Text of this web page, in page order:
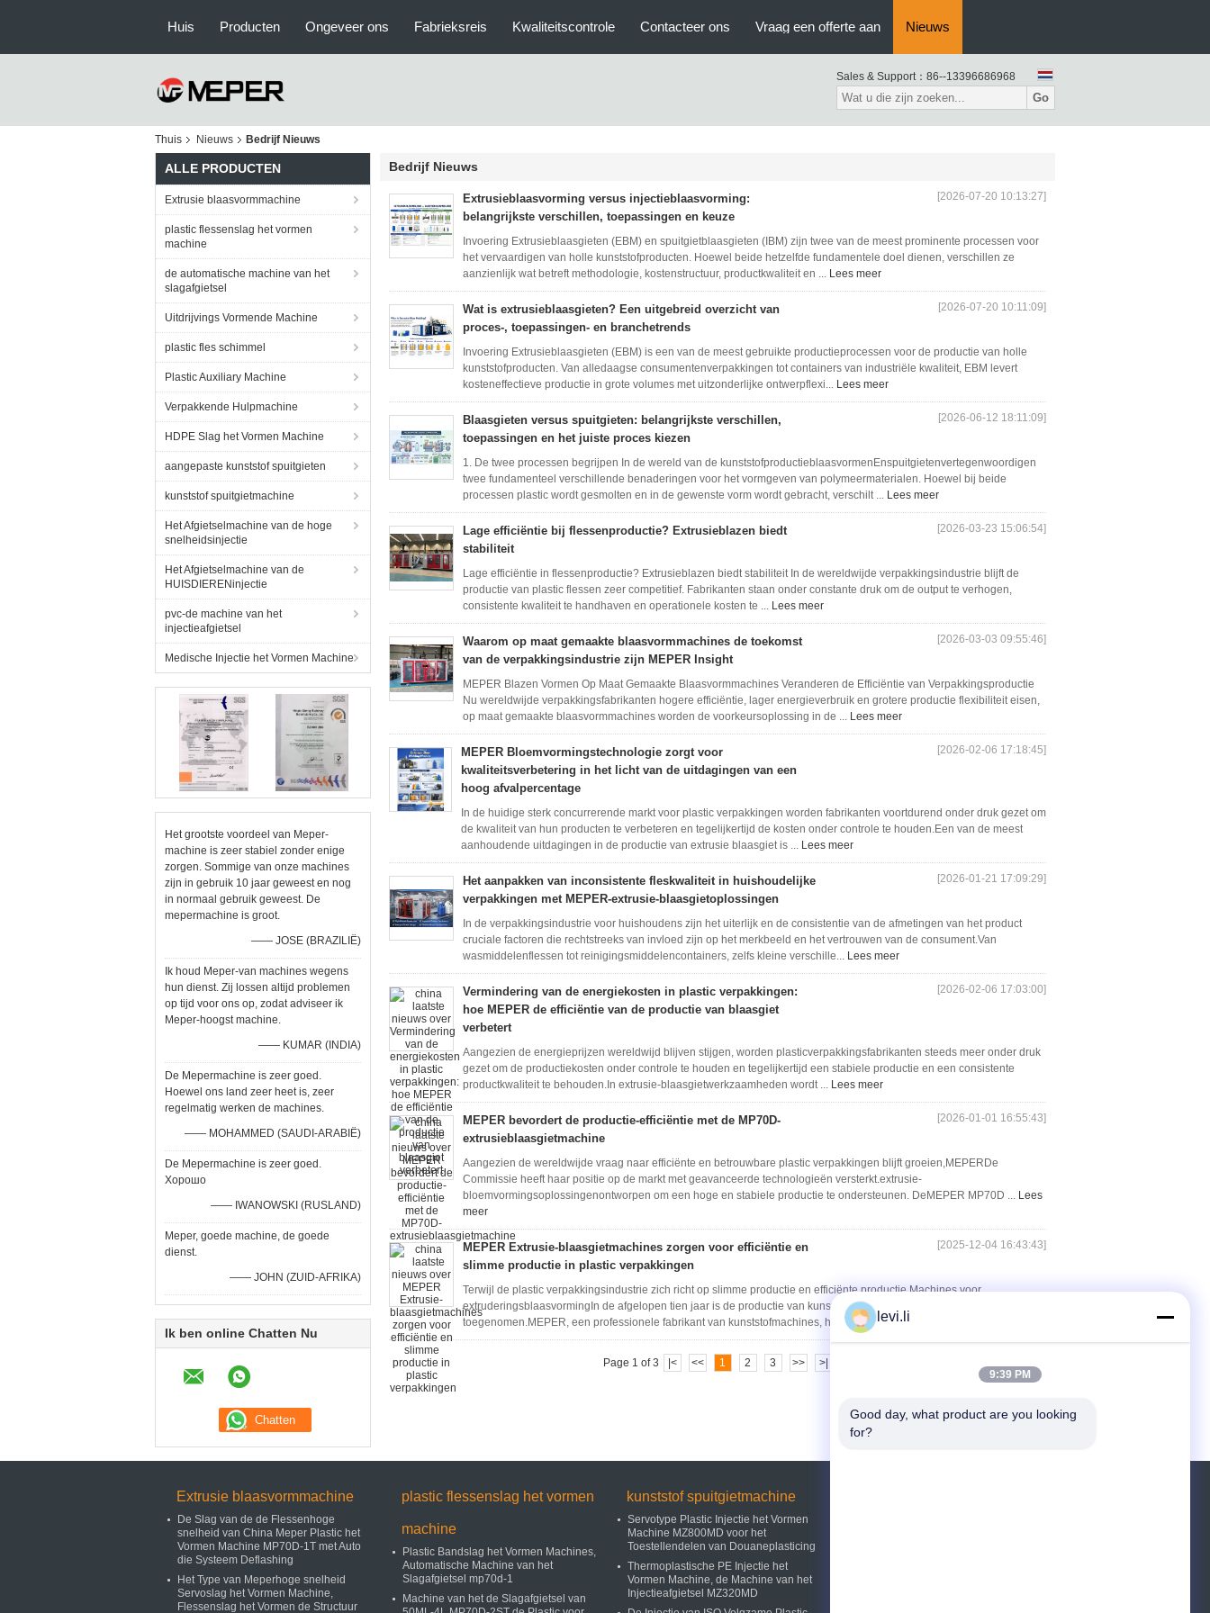
Huis Producten Ongeveer ons Fabrieksreis Kwaliteitscontrole Contacteer ons Vraag een offerte aan Nieuws
Sales & Support： 86--13396686968
Go
Thuis Nieuws Bedrijf Nieuws
ALLE PRODUCTEN
Extrusie blaasvormmachine
plastic flessenslag het vormen
machine
de automatische machine van het
slagafgietsel
Uitdrijvings Vormende Machine
plastic fles schimmel
Plastic Auxiliary Machine
Verpakkende Hulpmachine
HDPE Slag het Vormen Machine
aangepaste kunststof spuitgieten
kunststof spuitgietmachine
Het Afgietselmachine van de hoge
snelheidsinjectie
Het Afgietselmachine van de
HUISDIERENinjectie
pvc-de machine van het
injectieafgietsel
Medische Injectie het Vormen Machine
Het grootste voordeel van Meper-
machine is zeer stabiel zonder enige
zorgen. Sommige van onze machines
zijn in gebruik 10 jaar geweest en nog
in normaal gebruik geweest. De
mepermachine is groot.
—— JOSE (BRAZILIË)
Ik houd Meper-van machines wegens
hun dienst. Zij lossen altijd problemen
op tijd voor ons op, zodat adviseer ik
Meper-hoogst machine.
—— KUMAR (INDIA)
De Mepermachine is zeer goed.
Hoewel ons land zeer heet is, zeer
regelmatig werken de machines.
—— MOHAMMED (SAUDI-ARABIË)
De Mepermachine is zeer goed.
Хорошо
—— IWANOWSKI (RUSLAND)
Meper, goede machine, de goede
dienst.
—— JOHN (ZUID-AFRIKA)
Ik ben online Chatten Nu
Bedrijf Nieuws
Extrusieblaasvorming versus injectieblaasvorming:
belangrijkste verschillen, toepassingen en keuze
[2026-07-20 10:13:27]
Invoering Extrusieblaasgieten (EBM) en spuitgietblaasgieten (IBM) zijn twee van de meest prominente processen voor
het vervaardigen van holle kunststofproducten. Hoewel beide hetzelfde fundamentele doel dienen, verschillen ze
aanzienlijk wat betreft methodologie, kostenstructuur, productkwaliteit en ... Lees meer
Wat is extrusieblaasgieten? Een uitgebreid overzicht van
proces-, toepassingen- en branchetrends
[2026-07-20 10:11:09]
Invoering Extrusieblaasgieten (EBM) is een van de meest gebruikte productieprocessen voor de productie van holle
kunststofproducten. Van alledaagse consumentenverpakkingen tot containers van industriële kwaliteit, EBM levert
kosteneffectieve productie in grote volumes met uitzonderlijke ontwerpflexi... Lees meer
Blaasgieten versus spuitgieten: belangrijkste verschillen,
toepassingen en het juiste proces kiezen
[2026-06-12 18:11:09]
1. De twee processen begrijpen In de wereld van de kunststofproductieblaasvormenEnspuitgietenvertegenwoordigen
twee fundamenteel verschillende benaderingen voor het vormgeven van polymeermaterialen. Hoewel bij beide
processen plastic wordt gesmolten en in de gewenste vorm wordt gebracht, verschilt ... Lees meer
Lage efficiëntie bij flessenproductie? Extrusieblazen biedt
stabiliteit
[2026-03-23 15:06:54]
Lage efficiëntie in flessenproductie? Extrusieblazen biedt stabiliteit In de wereldwijde verpakkingsindustrie blijft de
productie van plastic flessen zeer competitief. Fabrikanten staan onder constante druk om de output te verhogen,
consistente kwaliteit te handhaven en operationele kosten te ... Lees meer
Waarom op maat gemaakte blaasvormmachines de toekomst
van de verpakkingsindustrie zijn MEPER Insight
[2026-03-03 09:55:46]
MEPER Blazen Vormen Op Maat Gemaakte Blaasvormmachines Veranderen de Efficiëntie van Verpakkingsproductie
Nu wereldwijde verpakkingsfabrikanten hogere efficiëntie, lager energieverbruik en grotere productie flexibiliteit eisen,
op maat gemaakte blaasvormmachines worden de voorkeursoplossing in de ... Lees meer
MEPER Bloemvormingstechnologie zorgt voor
kwaliteitsverbetering in het licht van de uitdagingen van een
hoog afvalpercentage
[2026-02-06 17:18:45]
In de huidige sterk concurrerende markt voor plastic verpakkingen worden fabrikanten voortdurend onder druk gezet om
de kwaliteit van hun producten te verbeteren en tegelijkertijd de kosten onder controle te houden.Een van de meest
aanhoudende uitdagingen in de productie van extrusie blaasgiet is ... Lees meer
Het aanpakken van inconsistente fleskwaliteit in huishoudelijke
verpakkingen met MEPER-extrusie-blaasgietoplossingen
[2026-01-21 17:09:29]
In de verpakkingsindustrie voor huishoudens zijn het uiterlijk en de consistentie van de afmetingen van het product
cruciale factoren die rechtstreeks van invloed zijn op het merkbeeld en het vertrouwen van de consument.Van
wasmiddelenflessen tot reinigingsmiddelencontainers, zelfs kleine verschille... Lees meer
Vermindering van de energiekosten in plastic verpakkingen:
hoe MEPER de efficiëntie van de productie van blaasgiet
verbetert
[2026-02-06 17:03:00]
Aangezien de energieprijzen wereldwijd blijven stijgen, worden plasticverpakkingsfabrikanten steeds meer onder druk
gezet om de productiekosten onder controle te houden en tegelijkertijd een stabiele productie en een consistente
productkwaliteit te behouden.In extrusie-blaasgietwerkzaamheden wordt ... Lees meer
MEPER bevordert de productie-efficiëntie met de MP70D-
extrusieblaasgietmachine
[2026-01-01 16:55:43]
Aangezien de wereldwijde vraag naar efficiënte en betrouwbare plastic verpakkingen blijft groeien,MEPERDe
Commissie heeft haar positie op de markt met geavanceerde technologieën versterkt.extrusie-
bloemvormingsoplossingenontworpen om een hoge en stabiele productie te ondersteunen. DeMEPER MP70D ... Lees
meer
MEPER Extrusie-blaasgietmachines zorgen voor efficiëntie en
slimme productie in plastic verpakkingen
[2025-12-04 16:43:43]
Terwijl de plastic verpakkingsindustrie zich richt op slimme productie en efficiënte productie,Machines voor
extruderingsblaasvormingIn de afgelopen tien jaar is de productie van kunststofproducten in de Europese Unie sterk
toegenomen.MEPER, een professionele fabrikant van kunststofmachines, heeft ...Lees meer
Page 1 of 3 |< << 1 2 3 >> >|
Extrusie blaasvormmachine
De Slag van de de Flessenhoge
snelheid van China Meper Plastic het
Vormen Machine MP70D-1T met Auto
die Systeem Deflashing
Het Type van Meperhoge snelheid
Servoslag het Vormen Machine,
Flessenslag het Vormen de Structuur
plastic flessenslag het vormen
machine
Plastic Bandslag het Vormen Machines,
Automatische Machine van het
Slagafgietsel mp70d-1
Machine van het de Slagafgietsel van
kunststof spuitgietmachine
Servotype Plastic Injectie het Vormen
Machine MZ800MD voor het
Toestellendelen van Douaneplasticing
Thermoplastische PE Injectie het
Vormen Machine, de Machine van het
Injectieafgietsel MZ320MD
levi.li
9:39 PM
Good day, what product are you looking
for?